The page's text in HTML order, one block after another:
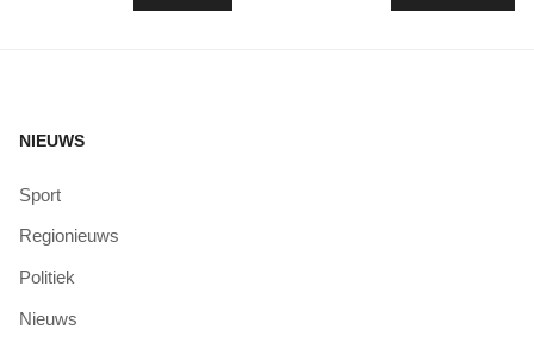
NIEUWS
Sport
Regionieuws
Politiek
Nieuws